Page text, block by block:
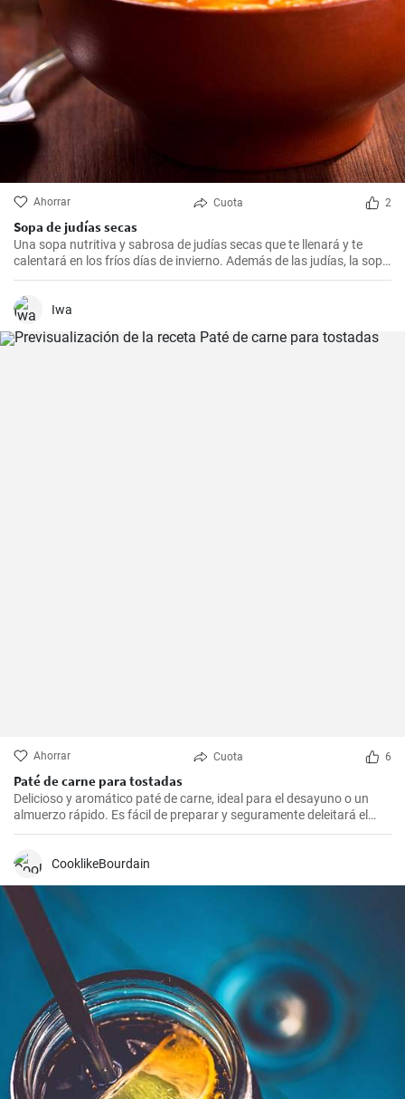
Ahorrar Cuota 2
Sopa de judías secas
Una sopa nutritiva y sabrosa de judías secas que te llenará y te
calentará en los fríos días de invierno. Además de las judías, la sopa
también tiene patatas, zanahorias y cebolla, que le dan un rico
sabor y aroma.
Iwa
Ahorrar Cuota 6
Paté de carne para tostadas
Delicioso y aromático paté de carne, ideal para el desayuno o un
almuerzo rápido. Es fácil de preparar y seguramente deleitará el
paladar de todos los amantes de la carne.
CooklikeBourdain